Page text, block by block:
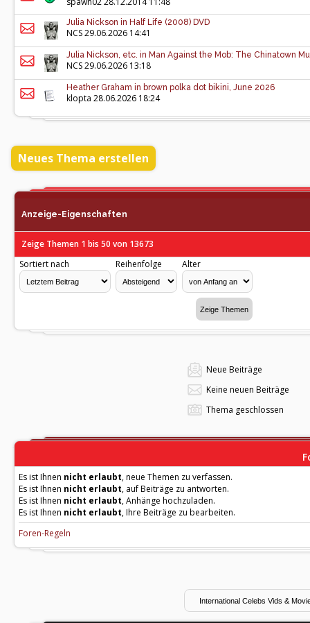
Julia Nickson in Half Life (2008) DVD
NCS29.06.2026 14:41
Julia Nickson, etc. in Man Against the Mob: The Chinatown
NCS29.06.2026 13:18
Heather Graham in brown polka dot bikini, June 2026
klopta 28.06.2026 18:24
Neues Thema erstellen
Anzeige-Eigenschaften
Zeige Themen 1 bis 50 von 13673
Sortiert nach
Reihenfolge Alter
Neue Beiträge
Keine neuen Beiträge
Thema geschlossen
Es ist Ihnen nicht erlaubt, neue Themen zu verfassen.
Es ist Ihnen nicht erlaubt, auf Beiträge zu antworten.
Es ist Ihnen nicht erlaubt, Anhänge hochzuladen.
Es ist Ihnen nicht erlaubt, Ihre Beiträge zu bearbeiten.
Foren-Regeln